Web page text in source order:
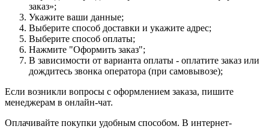
заказ»;
Укажите ваши данные;
Выберите способ доставки и укажите адрес;
Выберите способ оплаты;
Нажмите "Оформить заказ";
В зависимости от варианта оплаты - оплатите заказ или
дождитесь звонка оператора (при самовывозе);
Если возникли вопросы с оформлением заказа, пишите
менеджерам в онлайн-чат.
Оплачивайте покупки удобным способом. В интернет-